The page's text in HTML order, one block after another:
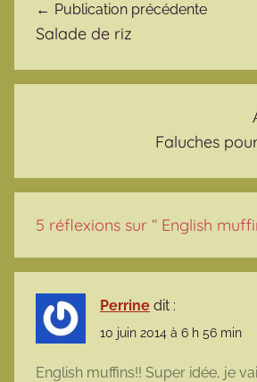
Publication précédente
Salade de riz
Faluches
5 réflexions sur “ English
Perrine dit :
10 juin 2014 à 6 h 56 min
English muffins!! Super idée, je